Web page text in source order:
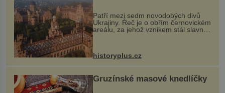
Patří mezi sedm novodobých divů
Ukrajiny. Řeč je o obřím černovickém
areálu, za jehož vznikem stál slavný
český architekt Josef Hlávka. Ten si
na něm dal mimořádně záležet. Jeho
historyplus.cz
Gruzínské masové knedlíčky